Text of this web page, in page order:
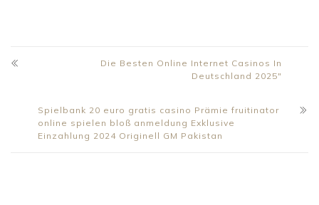
Die Besten Online Internet Casinos In
Deutschland 2025″
Spielbank 20 euro gratis casino Prämie fruitinator
online spielen bloß anmeldung Exklusive
Einzahlung 2024 Originell GM Pakistan